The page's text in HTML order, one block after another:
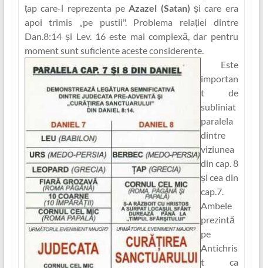
ț‏ap care-l reprezenta peAzazel (Satan) și care era
apoi trimis „pe pustii". Problema rela‏ției dintre
Dan.8:14 și Lev. 16 este mai complexă, dar pentru
moment sunt suficiente aceste considerente.
Este
importan
t de
subliniat
paralela
dintre
viziunea
din cap. 8
și cea din
cap.7.
Ambele
prezintă
pe
Antichris
t ca